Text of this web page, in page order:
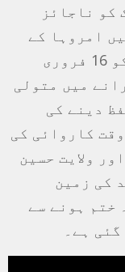
کو ناجائز
امروہا کے
ضلع مجسٹریٹ اور متعلقہ حکام کو 16 فروری
میں متولی
دینے کی
کاروائی کی
ولایت حسین
کی زمین
ہونے سے
ہے۔